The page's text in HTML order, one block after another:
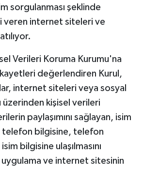
sorgulanması şeklinde
veren internet siteleri ve
Verileri Koruma Kurumu'na
değerlendiren Kurul,
internet siteleri veya sosyal
üzerinden kişisel verileri
paylaşımını sağlayan, isim
telefon bilgisine, telefon
bilgisine ulaşılmasını
ve internet sitesinin